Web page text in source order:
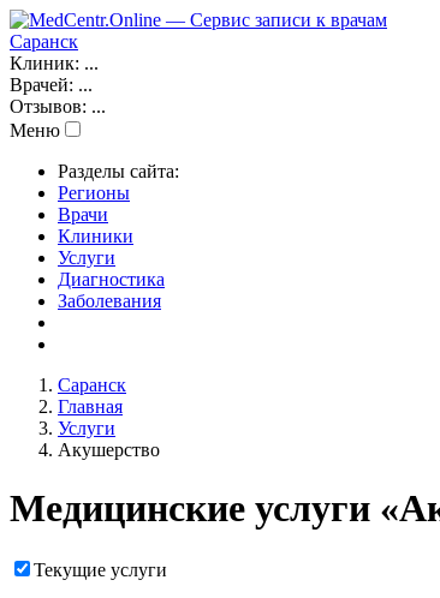
Саранск
Клиник: ...
Врачей: ...
Отзывов: ...
Меню
Разделы сайта:
Регионы
Врачи
Клиники
Услуги
Диагностика
Заболевания
Саранск
Главная
Услуги
Акушерство
Медицинские услуги
Текущие услуги